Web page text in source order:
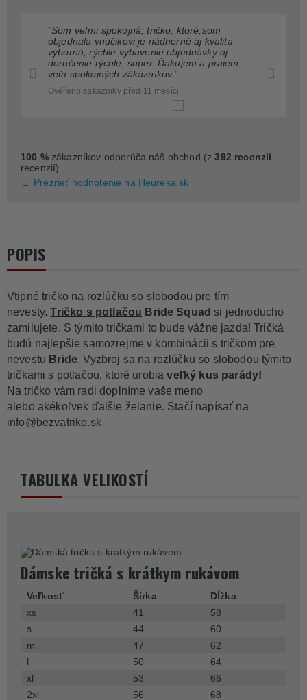
"Som veľmi spokojná, tričko, ktoré,som
objednala vnúčikovi je nádherné aj kvalita
výborná, rýchle vybavenie objednávky aj
doručenie rýchle, super. Ďakujem a prajem
veľa spokojných zákazníkov."
Ověřeno zákazníky před 11 měsíci
100 %zákazníkov odporúča náš obchod (z392 recenzií
recenzií).
Prezrieť hodnotenie na Heureka.sk
POPIS
Vtipné tričko na rozlúčku so slobodou pre tím
nevesty.Tričko s potlačou Bride Squadsi jednoducho
zamilujete. S týmito tričkami to bude vážne jazda! Tričká
budú najlepšie samozrejme v kombinácii s tričkom pre
nevestu Bride. Vyzbroj sa na rozlúčku so slobodou týmito
tričkami s potlačou, ktoré urobiaveľký kus parády!
Na tričko vám radi doplníme vaše meno
alebo akékoľvek ďalšie želanie. Stačí napísať na
info@bezvatriko.sk
TABULKA VELIKOSTÍ
Dámske tričká s krátkym rukávom
Veľkosť Šírka
Dĺžka
xs
41
58
s
44
60
m
47
62
l
50
64
xl
53
66
2xl
56 68